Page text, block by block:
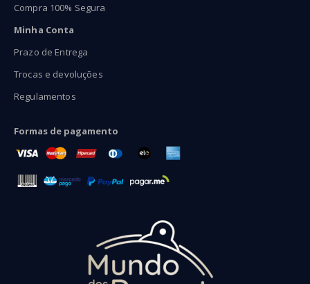
Compra 100% Segura
Minha Conta
Prazo de Entrega
Trocas e devoluções
Regulamentos
Formas de pagamento